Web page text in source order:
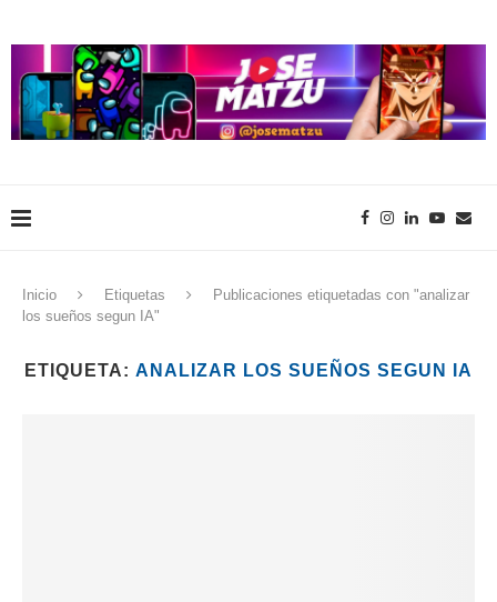
Inicio Etiquetas
Publicaciones etiquetadas con "analizar
los sueños segun IA"
ETIQUETA: ANALIZAR LOS SUEÑOS SEGUN IA